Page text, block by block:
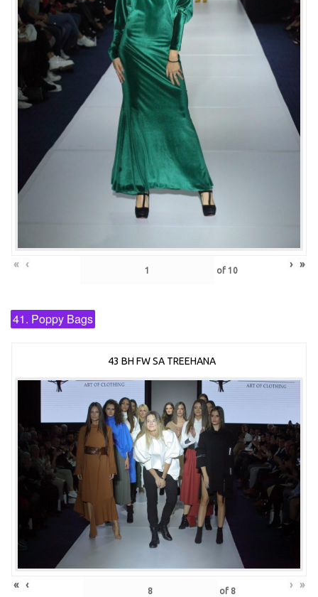
« ‹ of 10 › »
41. Poppy Bags
43 BH FW SA TREEHANA
« ‹ of 8 › »